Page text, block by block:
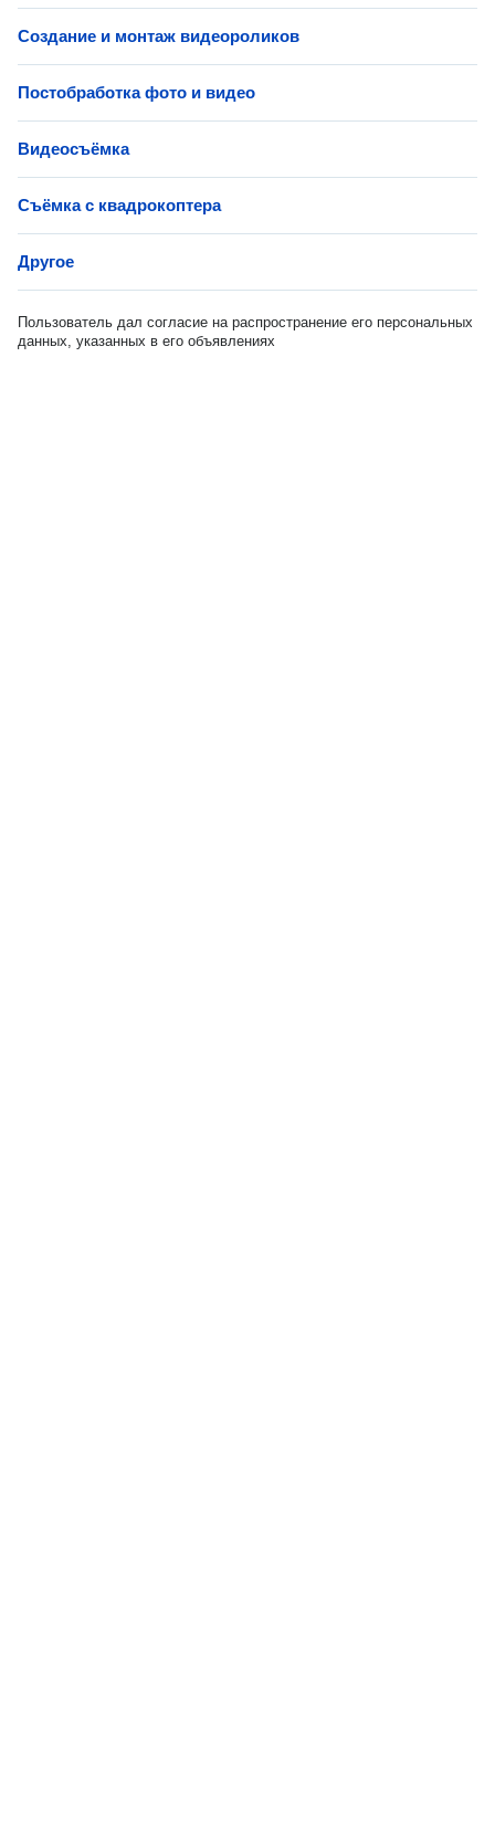
Создание и монтаж видеороликов
Постобработка фото и видео
Видеосъёмка
Cъёмка с квадрокоптера
Другое
Пользователь дал согласие на распространение его персональных
данных, указанных в его объявлениях